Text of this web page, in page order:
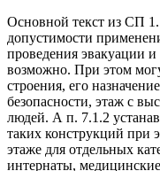
Основной текст из СП
допустимости
проведения эвакуации и
возможно. При этом
строения, его
безопасности, этаж с
людей. А п. 7.1.2
таких конструкций при
этаже для отдельных
интернаты,